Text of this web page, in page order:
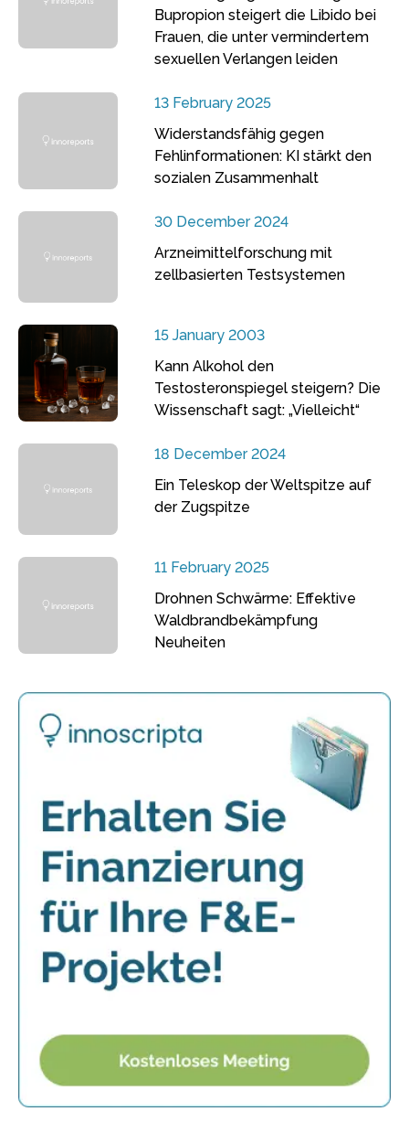
Bupropion steigert die Libido bei
Frauen, die unter vermindertem
sexuellen Verlangen leiden
13 February 2025
Widerstandsfähig gegen
Fehlinformationen: KI stärkt den
sozialen Zusammenhalt
30 December 2024
Arzneimittelforschung mit
zellbasierten Testsystemen
15 January 2003
Kann Alkohol den
Testosteronspiegel steigern? Die
Wissenschaft sagt: „Vielleicht“
18 December 2024
Ein Teleskop der Weltspitze auf
der Zugspitze
11 February 2025
Drohnen Schwärme: Effektive
Waldbrandbekämpfung
Neuheiten